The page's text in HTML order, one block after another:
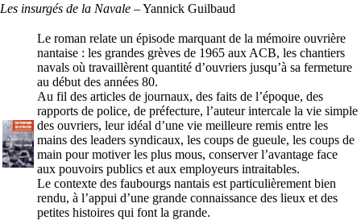
Les insurgés de la Navale –Yannick Guilbaud
Le roman relate un épisode marquant de la mémoire ouvrière
nantaise : les grandes grèves de 1965 aux ACB, les chantiers
navals où travaillèrent quantité d’ouvriers jusqu’à sa fermeture
au début des années 80.
Au fil des articles de journaux, des faits de l’époque, des
rapports de police, de préfecture, l’auteur intercale la vie simple
des ouvriers, leur idéal d’une vie meilleure remis entre les
mains des leaders syndicaux, les coups de gueule, les coups de
main pour motiver les plus mous, conserver l’avantage face
aux pouvoirs publics et aux employeurs intraitables.
Le contexte des faubourgs nantais est particulièrement bien
rendu, à l’appui d’une grande connaissance des lieux et des
petites histoires qui font la grande.